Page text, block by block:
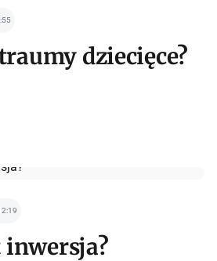
dziecięce?
inwersja?